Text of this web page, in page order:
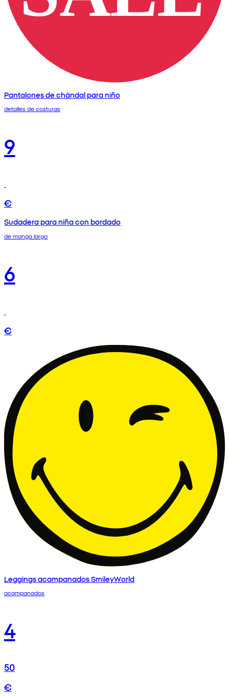
Pantalones de chándal para niño
detalles de costuras
9
€
Sudadera para niña con bordado
de manga larga
6
€
Leggings acampanados SmileyWorld
acampanados
4
50
€